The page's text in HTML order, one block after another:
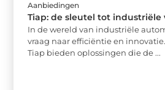
Aanbiedingen
Tiap: de sleutel tot
In de wereld van industriële
vraag naar efficiëntie en
Tiap bieden oplossingen die de ...